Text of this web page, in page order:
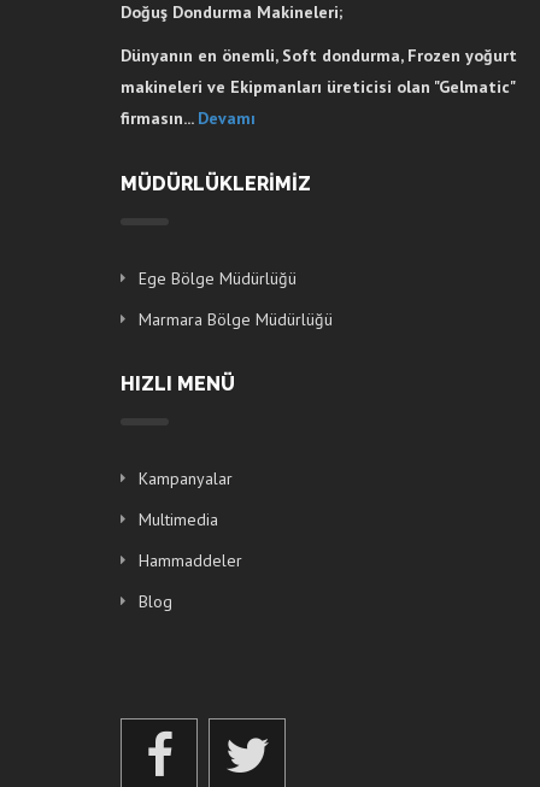
Doğuş Dondurma Makineleri;
Dünyanın en önemli, Soft dondurma, Frozen yoğurt
makineleri ve Ekipmanları üreticisi olan "Gelmatic"
firmasın... Devamı
MÜDÜRLÜKLERİMİZ
Ege Bölge Müdürlüğü
Marmara Bölge Müdürlüğü
HIZLI MENÜ
Kampanyalar
Multimedia
Hammaddeler
Blog